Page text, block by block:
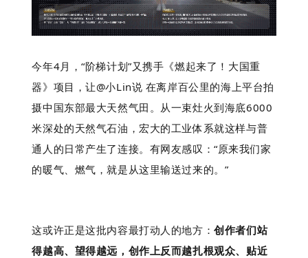
今年4月，“阶梯计划”又携手《燃起来了！大国重
器》项目，让@小Lin说 在离岸百公里的海上平台拍
摄中国东部最大天然气田。从一束灶火到海底6000
米深处的天然气石油，宏大的工业体系就这样与普
通人的日常产生了连接。有网友感叹：“原来我们家
的暖气、燃气，就是从这里输送过来的。”
这或许正是这批内容最打动人的地方：创作者们站
得越高、望得越远，创作上反而越扎根观众、贴近